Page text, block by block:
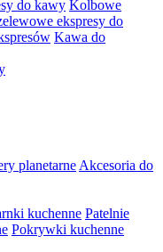
do kawy Kolbowe
ekspresy do
Kawa do
planetarne Akcesoria do
kuchenne Patelnie
Pokrywki kuchenne